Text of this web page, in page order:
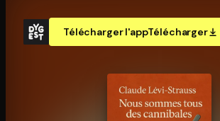
Télécharger l'appTélécharger